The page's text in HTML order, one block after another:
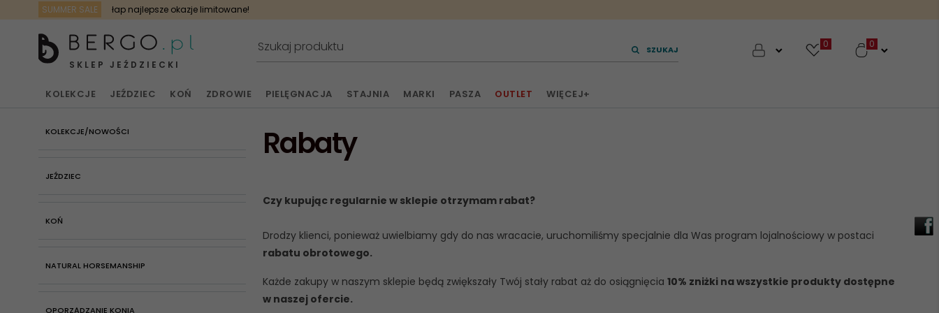
SUMMER SALE łap najlepsze okazje limitowane!
SKLEP JEŹDZIECKI
SZUKAJ 0
KOLEKCJE JEŹDZIEC KOŃ ZDROWIE PIELĘGNACJA STAJNIA MARKI PASZA OUTLET WIĘCEJ+
KOLEKCJE/NOWOŚCI
JEŹDZIEC
KOŃ
NATURAL HORSEMANSHIP
OPORZĄDZANIE KONIA
Rabaty
Czy kupując regularnie w sklepie otrzymam rabat?
Drodzy klienci, ponieważ uwielbiamy gdy do nas wracacie, uruchomiliśmy specjalnie dla Was program lojalnościowy w postaci
rabatu obrotowego.
Każde zakupy w naszym sklepie będą zwiększały Twój stały rabat aż do osiągnięcia 10% zniżki na wszystkie produkty dostępne
w naszej ofercie.